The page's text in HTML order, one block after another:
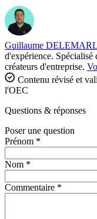
Guillaume
d'expérience. Spécialisé
créateurs d'entreprise.
Contenu révisé et
l'OEC
Questions & réponses
Poser une question
Prénom *
Nom *
Commentaire *